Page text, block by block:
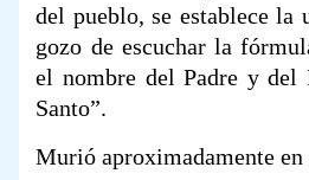
del pueblo, se establece la
gozo de escuchar la
el nombre del Padre y
Santo”.
Murió aproximadamente en